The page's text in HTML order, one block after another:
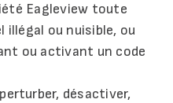
Eagleview toute
ou nuisible, ou
ou activant un code
désactiver,